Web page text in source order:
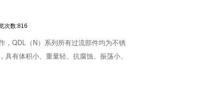
次数:816
，QDL（N）系列所有过流部件均为不锈
有体积小、重量轻、抗腐蚀、振荡小、